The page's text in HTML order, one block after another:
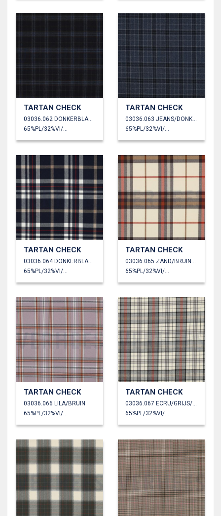
TARTAN CHECK
03036.062 DONKERBLAUW/JEANS/CAMEL
65%PL/32%VI/3%EA
TARTAN CHECK
03036.063 JEANS/DONKERBLAUW/GRIJS
65%PL/32%VI/3%EA
TARTAN CHECK
03036.064 DONKERBLAUW/WIT/CAMEL/ROOD
65%PL/32%VI/3%EA
TARTAN CHECK
03036.065 ZAND/BRUIN/ORANJE
65%PL/32%VI/3%EA
TARTAN CHECK
03036.066 LILA/BRUIN
65%PL/32%VI/3%EA
TARTAN CHECK
03036.067 ECRU/GRIJS/ORANJE
65%PL/32%VI/3%EA